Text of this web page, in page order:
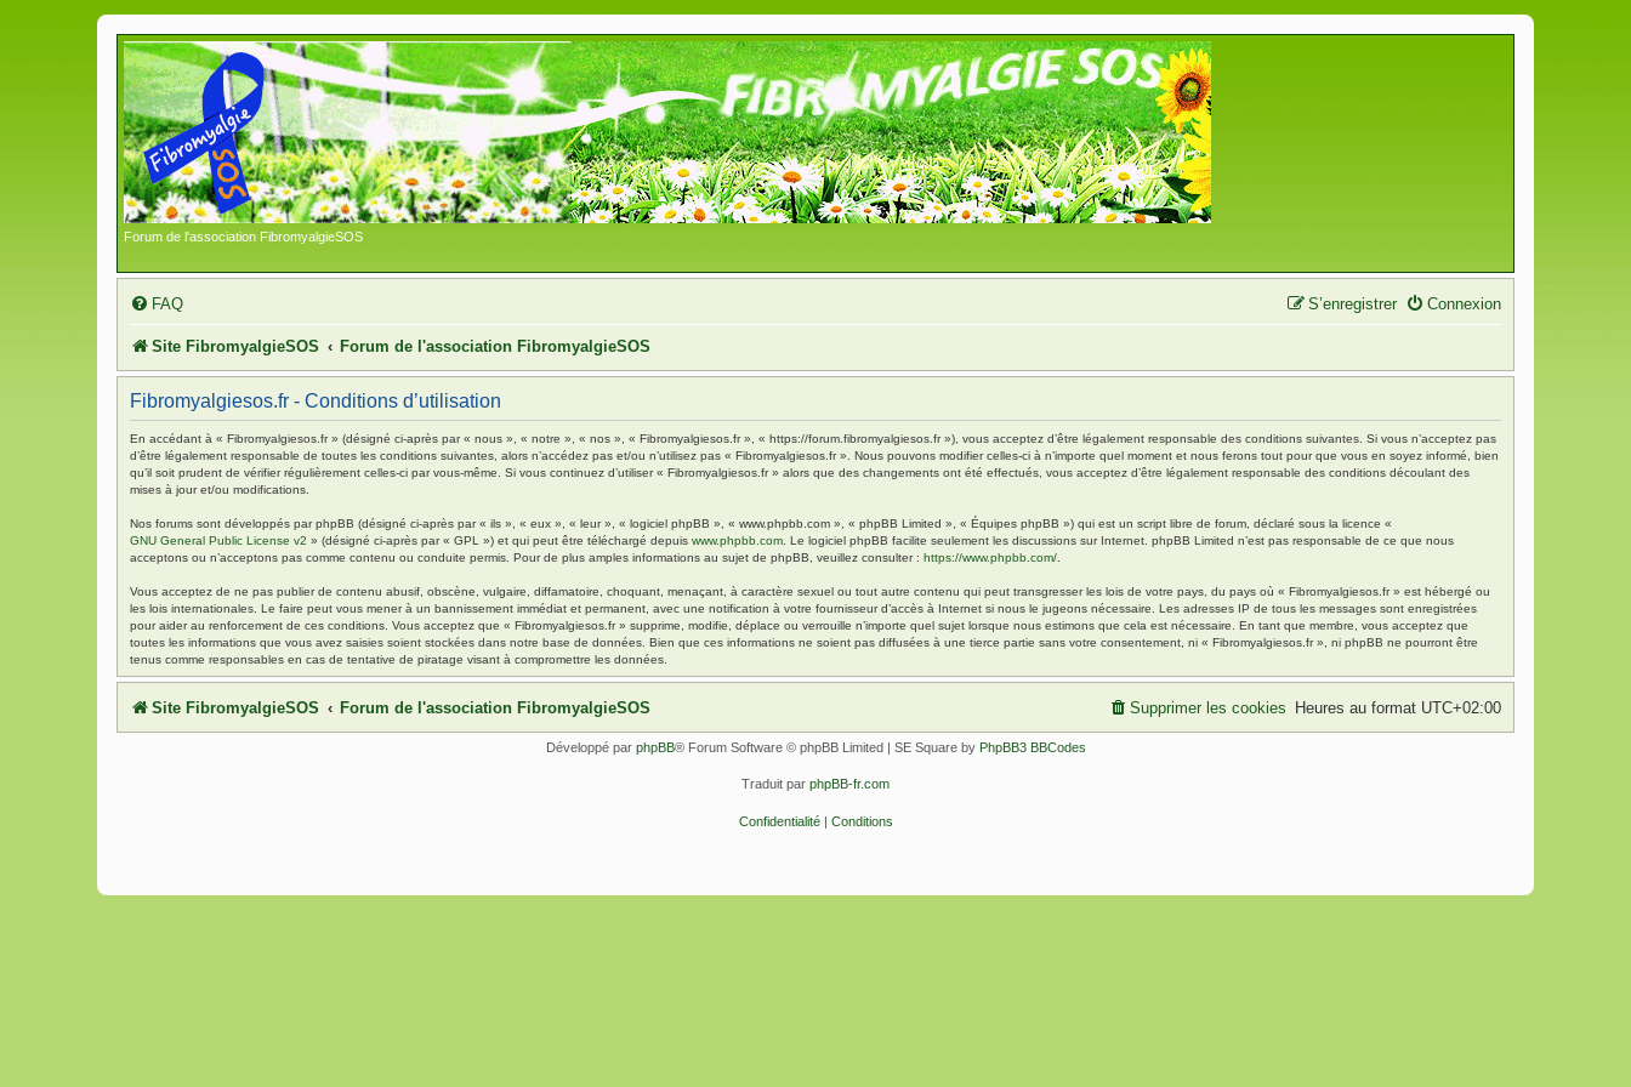
Forum de l'association FibromyalgieSOS
FAQ Connexion
S’enregistrer
Site FibromyalgieSOS Forum de l'association FibromyalgieSOS
Fibromyalgiesos.fr - Conditions d’utilisation
En accédant à « Fibromyalgiesos.fr » (désigné ci-après par « nous », « notre », « nos », « Fibromyalgiesos.fr », « https://forum.fibromyalgiesos.fr »), vous acceptez d’être légalement responsable des conditions suivantes. Si vous n’acceptez pas
d’être légalement responsable de toutes les conditions suivantes, alors n’accédez pas et/ou n’utilisez pas « Fibromyalgiesos.fr ». Nous pouvons modifier celles-ci à n’importe quel moment et nous ferons tout pour que vous en soyez informé, bien
qu’il soit prudent de vérifier régulièrement celles-ci par vous-même. Si vous continuez d’utiliser « Fibromyalgiesos.fr » alors que des changements ont été effectués, vous acceptez d’être légalement responsable des conditions découlant des
mises à jour et/ou modifications.
Nos forums sont développés par phpBB (désigné ci-après par « ils », « eux », « leur », « logiciel phpBB », « www.phpbb.com », « phpBB Limited », « Équipes phpBB ») qui est un script libre de forum, déclaré sous la licence «
GNU General Public License v2 » (désigné ci-après par « GPL ») et qui peut être téléchargé depuis www.phpbb.com . Le logiciel phpBB facilite seulement les discussions sur Internet. phpBB Limited n’est pas responsable de ce que nous
acceptons ou n’acceptons pas comme contenu ou conduite permis. Pour de plus amples informations au sujet de phpBB, veuillez consulter : https://www.phpbb.com/
Vous acceptez de ne pas publier de contenu abusif, obscène, vulgaire, diffamatoire, choquant, menaçant, à caractère sexuel ou tout autre contenu qui peut transgresser les lois de votre pays, du pays où « Fibromyalgiesos.fr » est hébergé ou
les lois internationales. Le faire peut vous mener à un bannissement immédiat et permanent, avec une notification à votre fournisseur d’accès à Internet si nous le jugeons nécessaire. Les adresses IP de tous les messages sont enregistrées
pour aider au renforcement de ces conditions. Vous acceptez que « Fibromyalgiesos.fr » supprime, modifie, déplace ou verrouille n’importe quel sujet lorsque nous estimons que cela est nécessaire. En tant que membre, vous acceptez que
toutes les informations que vous avez saisies soient stockées dans notre base de données. Bien que ces informations ne soient pas diffusées à une tierce partie sans votre consentement, ni « Fibromyalgiesos.fr », ni phpBB ne pourront être
tenus comme responsables en cas de tentative de piratage visant à compromettre les données.
Site FibromyalgieSOS Forum de l'association FibromyalgieSOS Heures au format UTC+02:00
Supprimer les cookies
Développé par phpBB® Forum Software © phpBB Limited | SE Square by PhpBB3 BBCodes
Traduit par phpBB-fr.com
Confidentialité| Conditions